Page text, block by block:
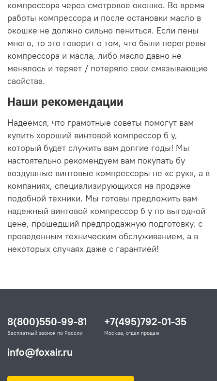
компрессора через смотровое окошко. Во время
работы компрессора и после остановки масло в
окошке не должно сильно пениться. Если пены
много, то это говорит о том, что были перегревы
компрессора и масла, либо масло давно не
менялось и теряет / потеряло свои смазывающие
свойства.
Наши рекомендации
Надеемся, что грамотные советы помогут вам
купить хороший винтовой компрессор б у,
который будет служить вам долгие годы! Мы
настоятельно рекомендуем вам покупать бу
воздушные винтовые компрессоры не «с рук», а в
компаниях, специализирующихся на продаже
подобной техники. Мы готовы предложить вам
надежный винтовой компрессор б у по выгодной
цене, прошедший предпродажную подготовку, с
проведенным техническим обслуживанием, а в
некоторых случаях даже с гарантией!
8(800)550-99-81
Бесплатный звонок по России
+7(495)792-01-35
Москва, отдел продаж
info@foxair.ru